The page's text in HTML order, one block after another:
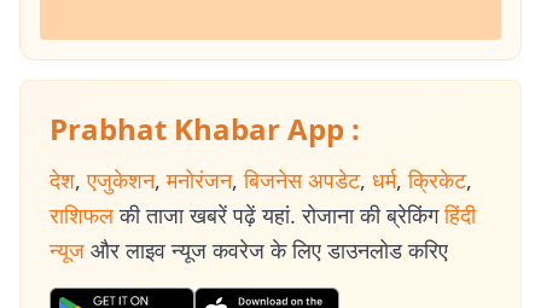
Prabhat Khabar App :
देश, एजुकेशन, मनोरंजन, बिजनेस अपडेट, धर्म, क्रिकेट,
राशिफल की ताजा खबरें पढ़ें यहां. रोजाना की ब्रेकिंग हिंदी
न्यूज और लाइव न्यूज कवरेज के लिए डाउनलोड करिए